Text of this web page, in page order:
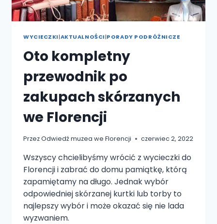
WYCIECZKI|AKTUALNOŚCI|PORADY PODRÓŻNICZE
Oto kompletny
przewodnik po
zakupach skórzanych
we Florencji
PrzezOdwiedź muzea we Florencji czerwiec 2, 2022
Wszyscy chcielibyśmy wrócić z wycieczki do
Florencji i zabrać do domu pamiątkę, którą
zapamiętamy na długo. Jednak wybór
odpowiedniej skórzanej kurtki lub torby to
najlepszy wybór i może okazać się nie lada
wyzwaniem.